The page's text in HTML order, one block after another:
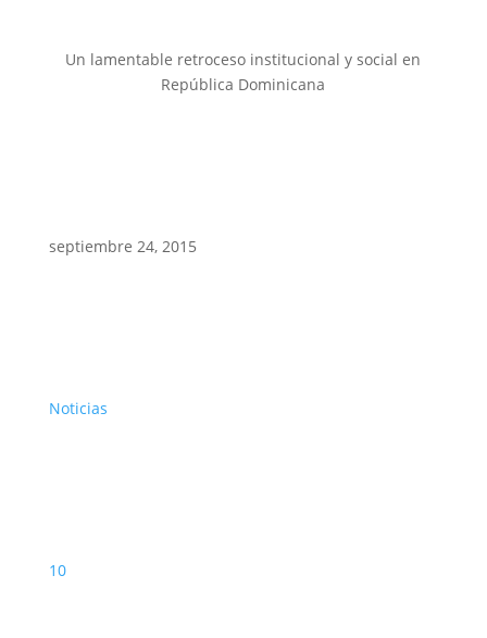
Un lamentable retroceso institucional y social en
República Dominicana
septiembre 24, 2015
Noticias
10